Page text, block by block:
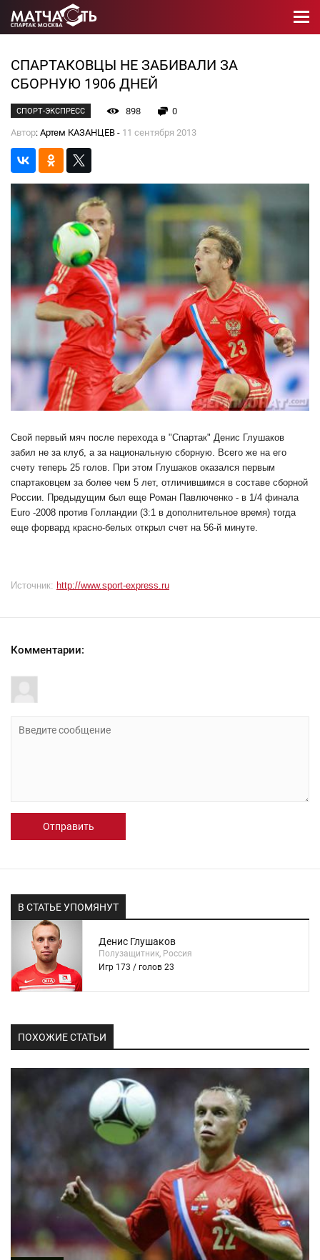
СПАРТАКОВЦЫ НЕ ЗАБИВАЛИ ЗА
СБОРНУЮ 1906 ДНЕЙ
СПОРТ-ЭКСПРЕСС 898
0
Автор: Артем КАЗАНЦЕВ - 11 сентября 2013
Свой первый мяч после перехода в "Спартак" Денис Глушаков
забил не за клуб, а за национальную сборную. Всего же на его
счету теперь 25 голов. При этом Глушаков оказался первым
спартаковцем за более чем 5 лет, отличившимся в составе сборной
России. Предыдущим был еще Роман Павлюченко - в 1/4 финала
Euro -2008 против Голландии (3:1 в дополнительное время) тогда
еще форвард красно-белых открыл счет на 56-й минуте.
Источник: http://www.sport-express.ru
Комментарии:
Отправить
В СТАТЬЕ УПОМЯНУТ
Денис Глушаков
Полузащитник, Россия
Игр 173 / голов 23
ПОХОЖИЕ СТАТЬИ